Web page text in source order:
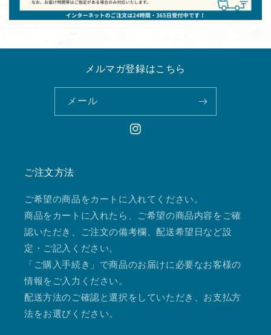
メルマガ登録はこちら
メール
Instagram
ご注文方法
ご希望の商品をカートに入れてください。
商品をカートに入れたら、ご希望の商品内容をご確
認いただき、ご注文の備考欄、配送希望日など設
定・ご記入ください。
「ご購入手続き」で商品のお届けに必要なお客様の
情報をご入力ください。
配送方法のご確認と選択をしていただき、お支払方
法をお選びください。